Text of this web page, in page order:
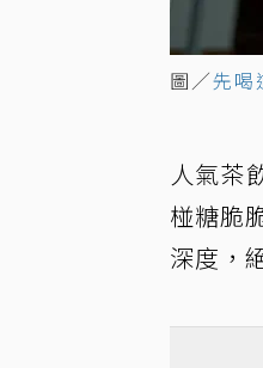
圖／先喝
人氣茶
椪糖脆
深度，